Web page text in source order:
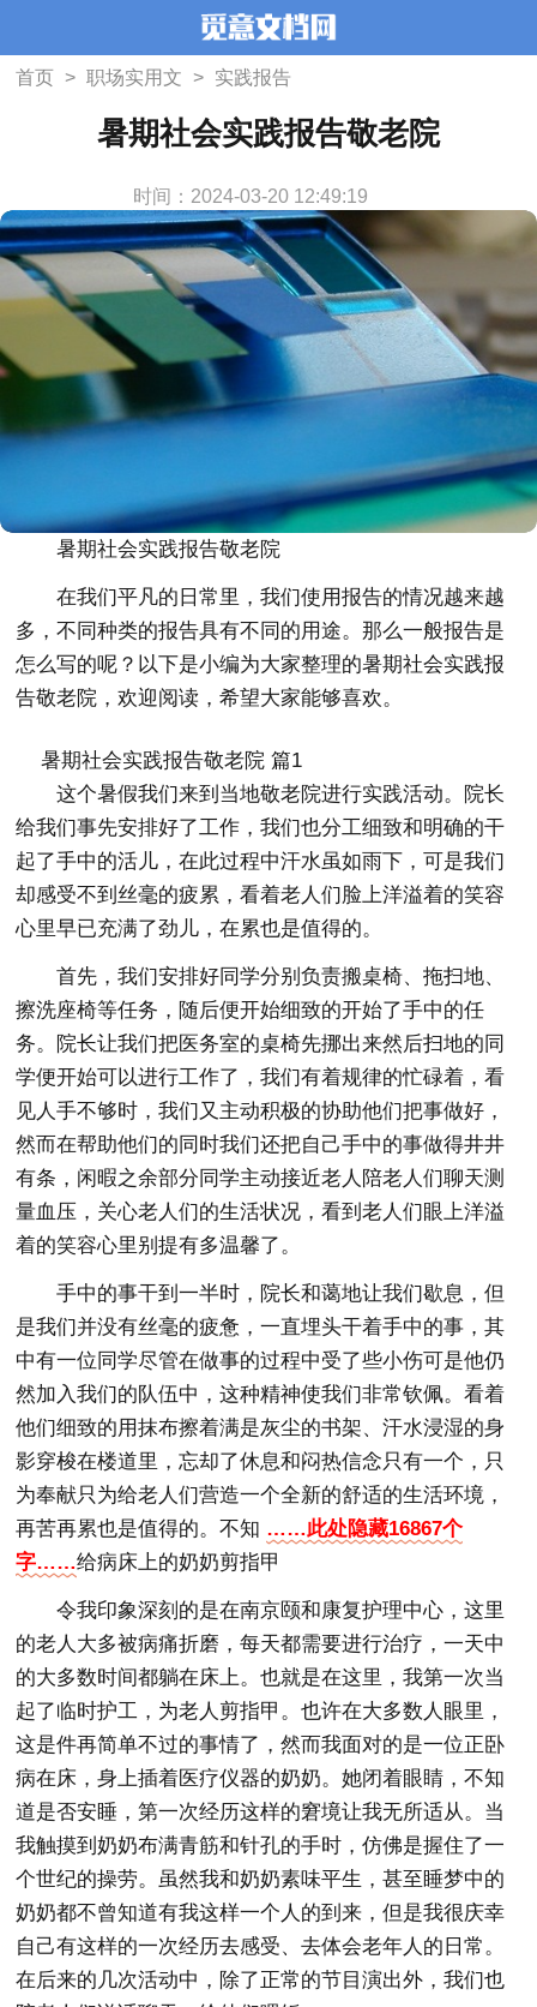
首页 > 职场实用文 > 实践报告
暑期社会实践报告敬老院
时间：2024-03-20 12:49:19
暑期社会实践报告敬老院
在我们平凡的日常里，我们使用报告的情况越来越
多，不同种类的报告具有不同的用途。那么一般报告是
怎么写的呢？以下是小编为大家整理的暑期社会实践报
告敬老院，欢迎阅读，希望大家能够喜欢。
暑期社会实践报告敬老院 篇1
这个暑假我们来到当地敬老院进行实践活动。院长
给我们事先安排好了工作，我们也分工细致和明确的干
起了手中的活儿，在此过程中汗水虽如雨下，可是我们
却感受不到丝毫的疲累，看着老人们脸上洋溢着的笑容
心里早已充满了劲儿，在累也是值得的。
首先，我们安排好同学分别负责搬桌椅、拖扫地、
擦洗座椅等任务，随后便开始细致的开始了手中的任
务。院长让我们把医务室的桌椅先挪出来然后扫地的同
学便开始可以进行工作了，我们有着规律的忙碌着，看
见人手不够时，我们又主动积极的协助他们把事做好，
然而在帮助他们的同时我们还把自己手中的事做得井井
有条，闲暇之余部分同学主动接近老人陪老人们聊天测
量血压，关心老人们的生活状况，看到老人们眼上洋溢
着的笑容心里别提有多温馨了。
手中的事干到一半时，院长和蔼地让我们歇息，但
是我们并没有丝毫的疲惫，一直埋头干着手中的事，其
中有一位同学尽管在做事的过程中受了些小伤可是他仍
然加入我们的队伍中，这种精神使我们非常钦佩。看着
他们细致的用抹布擦着满是灰尘的书架、汗水浸湿的身
影穿梭在楼道里，忘却了休息和闷热信念只有一个，只
为奉献只为给老人们营造一个全新的舒适的生活环境，
再苦再累也是值得的。不知 ……此处隐藏16867个
字……给病床上的奶奶剪指甲
令我印象深刻的是在南京颐和康复护理中心，这里
的老人大多被病痛折磨，每天都需要进行治疗，一天中
的大多数时间都躺在床上。也就是在这里，我第一次当
起了临时护工，为老人剪指甲。也许在大多数人眼里，
这是件再简单不过的事情了，然而我面对的是一位正卧
病在床，身上插着医疗仪器的奶奶。她闭着眼睛，不知
道是否安睡，第一次经历这样的窘境让我无所适从。当
我触摸到奶奶布满青筋和针孔的手时，仿佛是握住了一
个世纪的操劳。虽然我和奶奶素味平生，甚至睡梦中的
奶奶都不曾知道有我这样一个人的到来，但是我很庆幸
自己有这样的一次经历去感受、去体会老年人的日常。
在后来的几次活动中，除了正常的节目演出外，我们也